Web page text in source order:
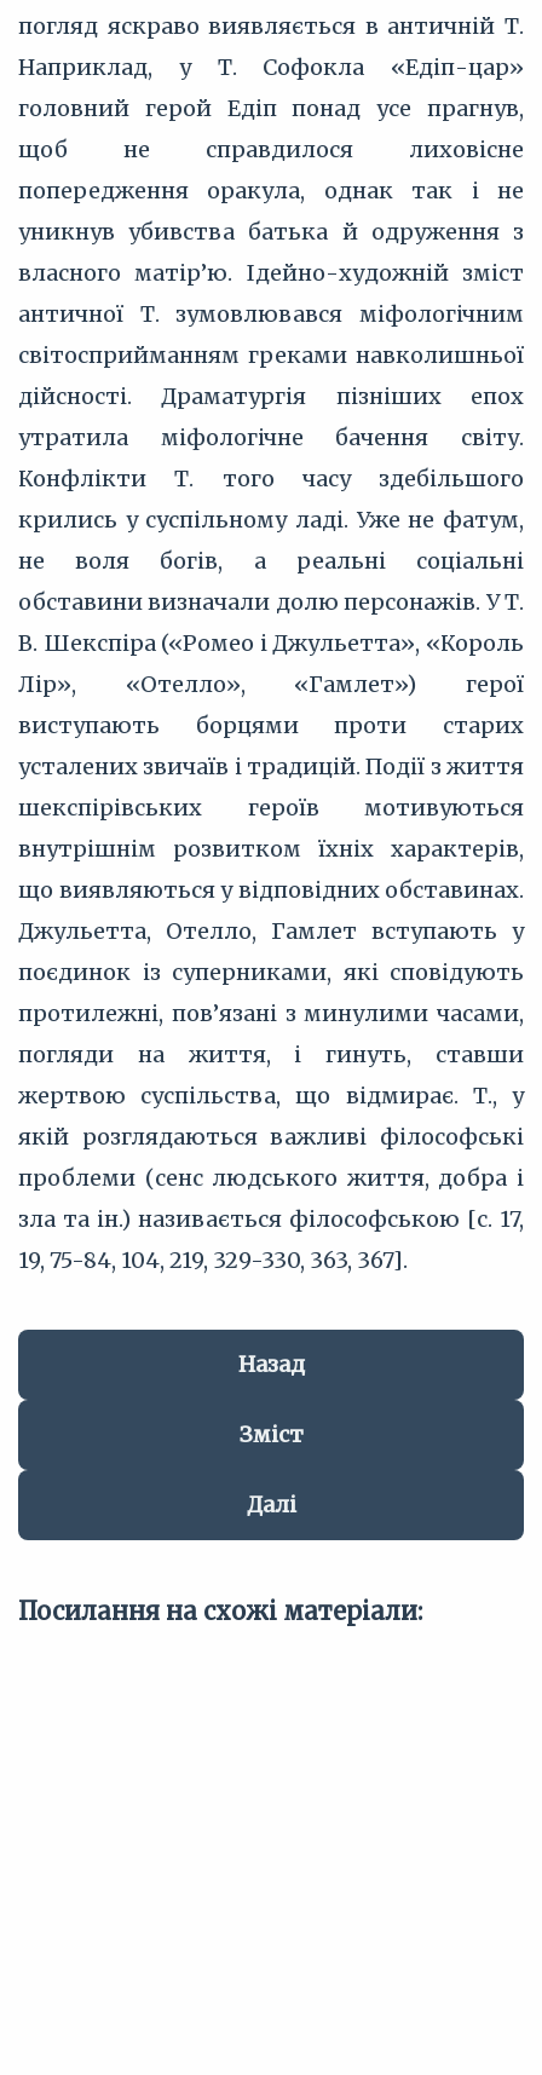
погляд яскраво виявляється в античній Т.
Наприклад, у Т. Софокла «Едіп-цар»
головний герой Едіп понад усе прагнув,
щоб не справдилося лиховісне
попередження оракула, однак так і не
уникнув убивства батька й одруження з
власного матір’ю. Ідейно-художній зміст
античної Т. зумовлювався міфологічним
світосприйманням греками навколишньої
дійсності. Драматургія пізніших епох
утратила міфологічне бачення світу.
Конфлікти Т. того часу здебільшого
крились у суспільному ладі. Уже не фатум,
не воля богів, а реальні соціальні
обставини визначали долю персонажів. У Т.
В. Шекспіра («Ромео і Джульетта», «Король
Лір», «Отелло», «Гамлет») герої
виступають борцями проти старих
усталених звичаїв і традицій. Події з життя
шекспірівських героїв мотивуються
внутрішнім розвитком їхніх характерів,
що виявляються у відповідних обставинах.
Джульетта, Отелло, Гамлет вступають у
поєдинок із суперниками, які сповідують
протилежні, пов’язані з минулими часами,
погляди на життя, і гинуть, ставши
жертвою суспільства, що відмирає. Т., у
якій розглядаються важливі філософські
проблеми (сенс людського життя, добра і
зла та ін.) називається філософською [с. 17,
19, 75-84, 104, 219, 329-330, 363, 367].
Назад
Зміст
Далі
Посилання на схожі матеріали: